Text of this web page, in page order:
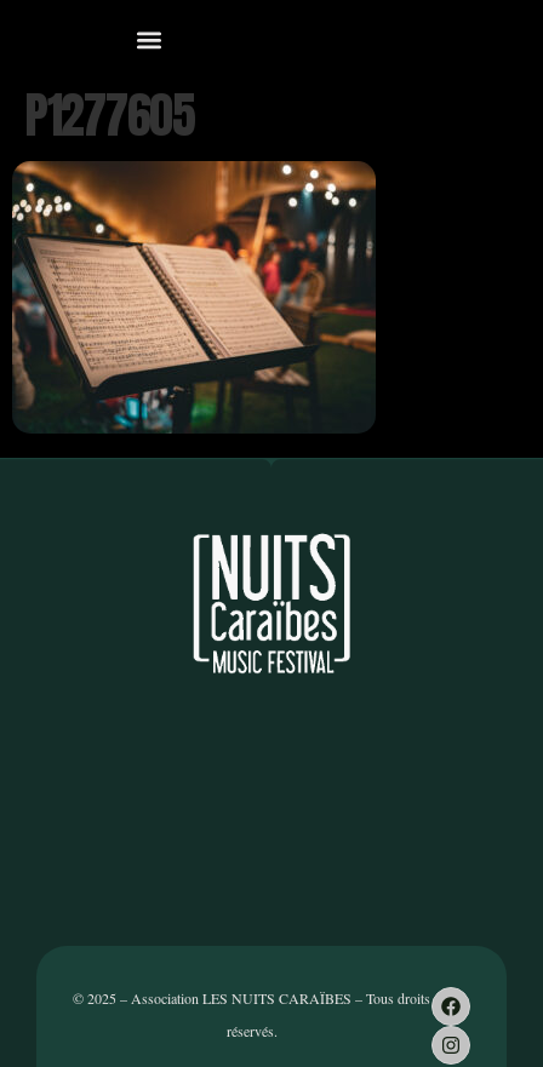
P1277605
© 2025 – Association LES NUITS CARAÏBES – Tous droits
réservés.